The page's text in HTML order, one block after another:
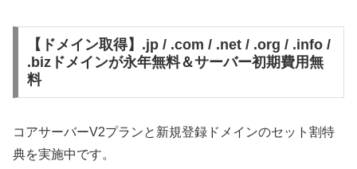
【ドメイン取得】.jp / .com / .net / .org / .info /
.bizドメインが永年無料＆サーバー初期費用無
料
コアサーバーV2プランと新規登録ドメインのセット割特
典を実施中です。